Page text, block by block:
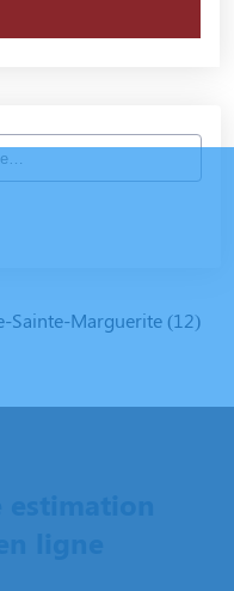
Sainte-Marguerite (12)